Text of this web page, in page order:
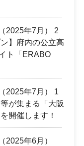
2025年7月） 2
】府内の公立高
ト「ERABO
2025年7月） 1
が集まる「大阪
開催します！
2025年6月）